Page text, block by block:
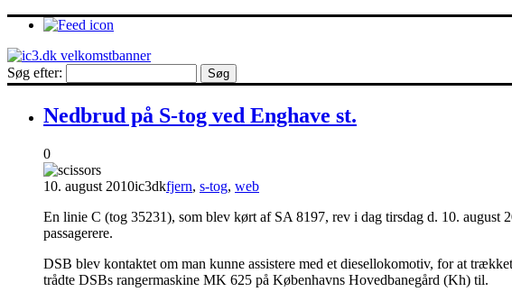
Søg efter:
Nedbrud på S-tog ved Enghave st.
0
10. august 2010ic3dkfjern, s-tog, web
En linie C (tog 35231), som blev kørt af SA 8197, rev i dag tirsdag d. 10.
passagerere.
DSB blev kontaktet om man kunne assistere med et diesellokomotiv, for at
trådte DSBs rangermaskine MK 625 på Københavns Hovedbanegård (Kh) til.